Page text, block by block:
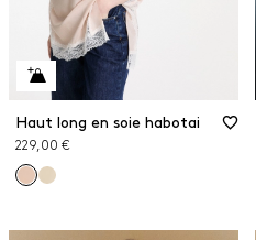
Haut long en soie habotai
229,00 €